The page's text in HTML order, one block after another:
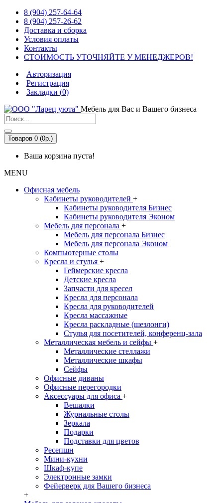
8 (904) 257-64-64
8 (904) 257-26-62
Доставка и сборка
Условия оплаты
Контакты
СТОИМОСТЬ УТОЧНЯЙТЕ У МЕНЕДЖЕРОВ!
Авторизация
Регистрация
Закладки (0)
Мебель для Вас и Вашего бизнеса
Товаров 0 (0р.)
Ваша корзина пуста!
MENU
Офисная мебель
Кабинеты руководителей +
Кабинеты руководителя Бизнес
Кабинеты руководителя Эконом
Мебель для персонала +
Мебель для персонала Бизнес
Мебель для персонала Эконом
Компьютерные столы
Кресла и стулья +
Геймерские кресла
Детские кресла
Запчасти для кресел
Кресла для персонала
Кресла для руководителей
Кресла массажные
Кресла раскладные (шезлонги)
Стулья для посетителей, конференц-зала
Металлическая мебель и сейфы +
Металлические стеллажи
Металлические шкафы
Сейфы
Офисные диваны
Офисные перегородки
Аксессуары для офиса +
Вешалки
Журнальные столы
Зеркала
Подарки
Подставки для цветов
Ресепшн
Мини-кухни
Шкаф-купе
Электронные замки
Фейерверк для Вашего бизнеса
+